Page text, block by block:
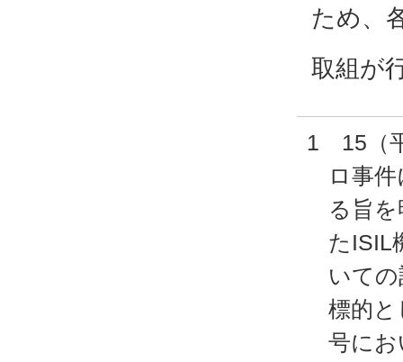
ため、
取組が
1 15（
ロ事
る旨
たISIL
いて
標的と
号に